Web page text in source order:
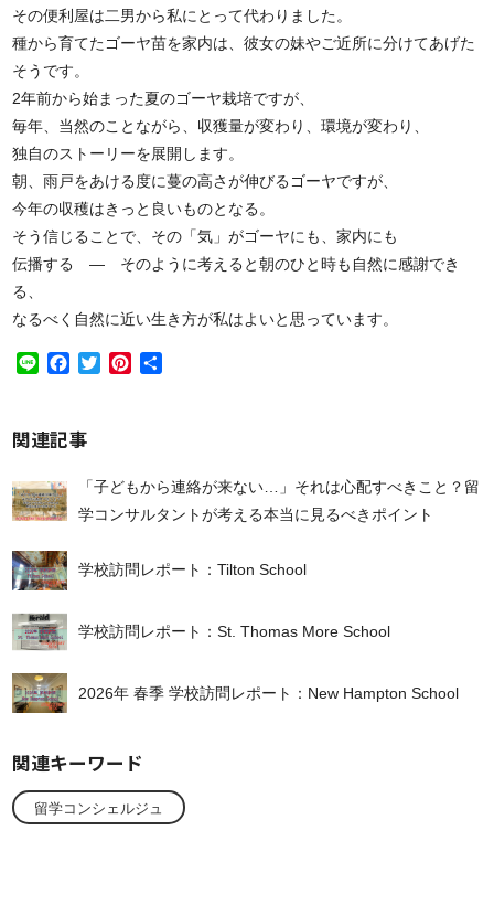
その便利屋は二男から私にとって代わりました。
種から育てたゴーヤ苗を家内は、彼女の妹やご近所に分けてあげた
そうです。
2年前から始まった夏のゴーヤ栽培ですが、
毎年、当然のことながら、収獲量が変わり、環境が変わり、
独自のストーリーを展開します。
朝、雨戸をあける度に蔓の高さが伸びるゴーヤですが、
今年の収穫はきっと良いものとなる。
そう信じることで、その「気」がゴーヤにも、家内にも
伝播する ― そのように考えると朝のひと時も自然に感謝でき
る、
なるべく自然に近い生き方が私はよいと思っています。
Line Facebook
TwitterPinterest
関連記事
「子どもから連絡が来ない…」それは心配すべきこと？留
学コンサルタントが考える本当に見るべきポイント
学校訪問レポート：Tilton School
学校訪問レポート：St. Thomas More School
2026年 春季 学校訪問レポート：New Hampton School
関連キーワード
留学コンシェルジュ